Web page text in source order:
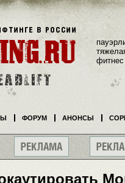
фитнес
ФОРУМ АНОНСЫ